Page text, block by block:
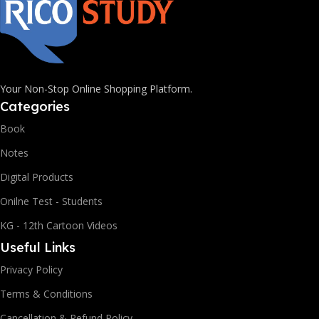
Your Non-Stop Online Shopping Platform.
Categories
Book
Notes
Digital Products
Onilne Test - Students
KG - 12th Cartoon Videos
Useful Links
Privacy Policy
Terms & Conditions